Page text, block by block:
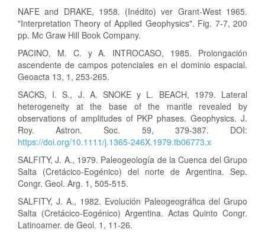
NAFE and DRAKE, 1958. (Inédito) ver Grant-West 1965.
"Interpretation Theory of Applied Geophysics". Fig. 7-7, 200
pp. Mc Graw Hill Book Company.
PACINO, M. C. y A. INTROCASO, 1985. Prolongación
ascendente de campos potenciales en el dominio espacial.
Geoacta 13, 1, 253-265.
SACKS, I. S., J. A. SNOKE y L. BEACH, 1979. Lateral
heterogeneity at the base of the mantle revealed by
observations of amplitudes of PKP phases. Geophysics. J.
Roy. Astron. Soc. 59, 379-387. DOI:
https://doi.org/10.1111/j.1365-246X.1979.tb06773.x
SALFITY, J. A., 1979. Paleogeología de la Cuenca del Grupo
Salta (Cretácico-Eogénico) del norte de Argentina. Sep.
Congr. Geol. Arg. 1, 505-515.
SALFITY, J. A., 1982. Evolución Paleogeográfica del Grupo
Salta (Cretácico-Eogénico) Argentina. Actas Quinto Congr.
Latinoamer. de Geol. 1, 11-26.